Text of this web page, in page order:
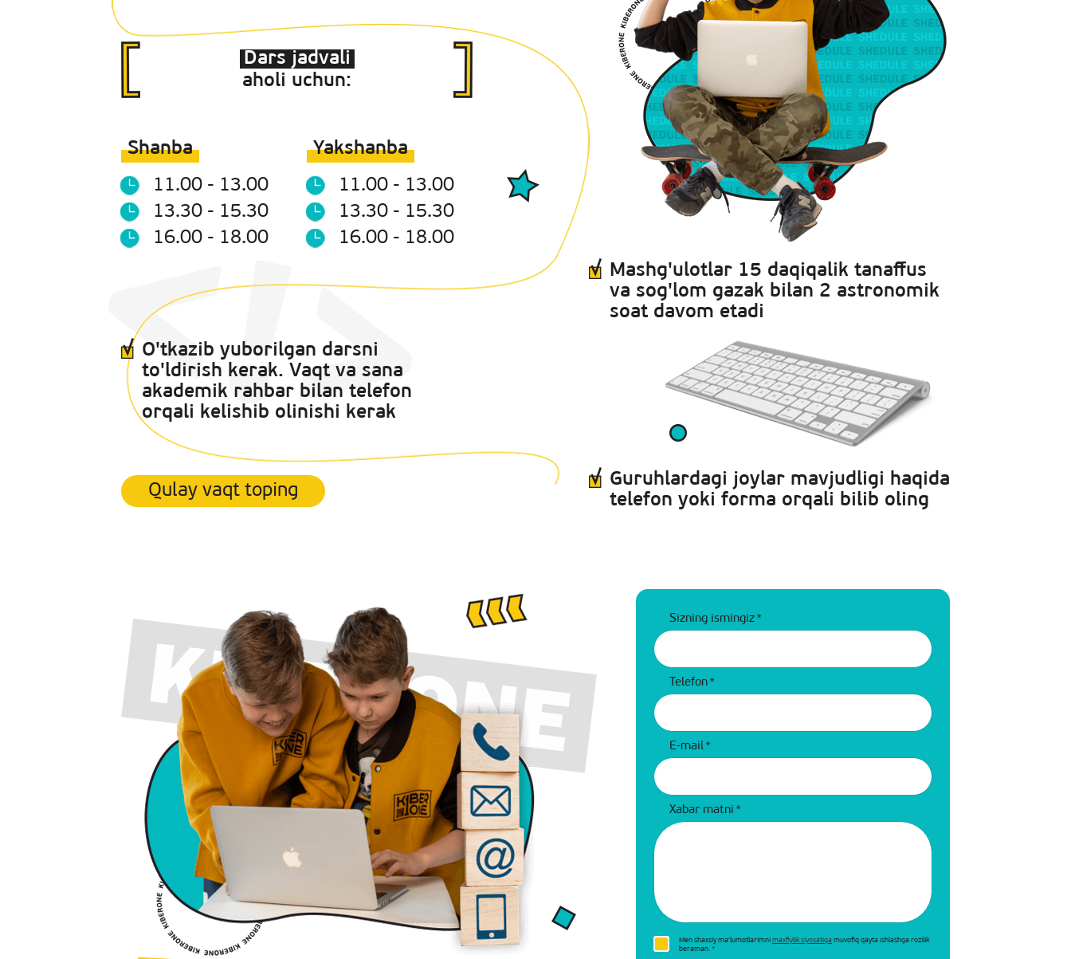
Dars jadvali
aholi uchun:
Shanba
11.00 - 13.00
13.30 - 15.30
16.00 - 18.00
Yakshanba
11.00 - 13.00
13.30 - 15.30
16.00 - 18.00
O'tkazib yuborilgan darsni
to'ldirish kerak. Vaqt va sana
akademik rahbar bilan telefon
orqali kelishib olinishi kerak
Qulay vaqt toping
Mashg'ulotlar 15 daqiqalik tanaffus
va sog'lom gazak bilan 2 astronomik
soat davom etadi
Guruhlardagi joylar mavjudligi haqida
telefon yoki forma orqali bilib oling
Sizning ismingiz *
Telefon *
E-mail *
Xabar matni *
Men shaxsiy ma'lumotlarimni maxfiylik siyosatiga muvofiq qayta ishlashga rozilik
beraman. *